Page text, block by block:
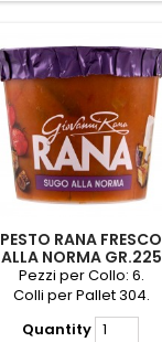
PESTO RANA FRESCO
ALLA NORMA GR.225
Pezzi per Collo: 6.
Colli per Pallet 304.
Quantity